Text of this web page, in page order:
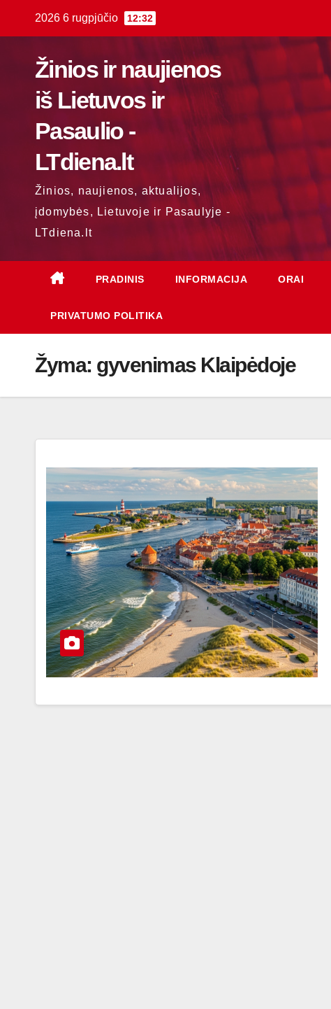
2026 6 rugpjūčio 12:32
Žinios ir naujienos
iš Lietuvos ir
Pasaulio -
LTdiena.lt
Žinios, naujienos, aktualijos,
įdomybės, Lietuvoje ir Pasaulyje -
LTdiena.lt
PRADINIS INFORMACIJA ORAI
PRIVATUMO POLITIKA
Žyma: gyvenimas Klaipėdoje